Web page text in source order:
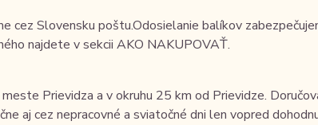
cez Slovensku poštu.Odosielanie balíkov
najdete v sekcii AKO NAKUPOVAŤ.
Prievidza a v okruhu 25 km od Prievidze.
aj cez nepracovné a sviatočné dni len vopred